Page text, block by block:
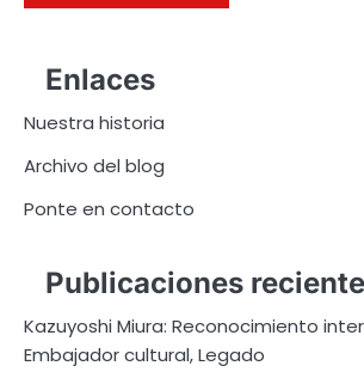
Enlaces
Nuestra historia
Archivo del blog
Ponte en contacto
Publicaciones
Kazuyoshi Miura: Reconocimiento
Embajador cultural, Legado